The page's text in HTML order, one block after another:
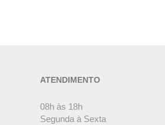
ATENDIMENTO
08h às 18h
Segunda à Sexta